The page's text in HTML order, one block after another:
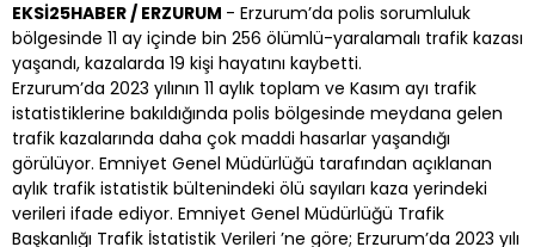
EKSİ25HABER / ERZURUM - Erzurum’da polis sorumluluk
bölgesinde 11 ay içinde bin 256 ölümlü-yaralamalı trafik kazası
yaşandı, kazalarda 19 kişi hayatını kaybetti.
Erzurum’da 2023 yılının 11 aylık toplam ve Kasım ayı trafik
istatistiklerine bakıldığında polis bölgesinde meydana gelen
trafik kazalarında daha çok maddi hasarlar yaşandığı
görülüyor. Emniyet Genel Müdürlüğü tarafından açıklanan
aylık trafik istatistik bültenindeki ölü sayıları kaza yerindeki
verileri ifade ediyor. Emniyet Genel Müdürlüğü Trafik
Başkanlığı Trafik İstatistik Verileri ’ne göre; Erzurum’da 2023 yılı